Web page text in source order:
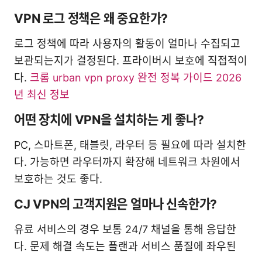
VPN 로그 정책은 왜 중요한가?
로그 정책에 따라 사용자의 활동이 얼마나 수집되고
보관되는지가 결정된다. 프라이버시 보호에 직접적이
다. 크롬 urban vpn proxy 완전 정복 가이드 2026
년 최신 정보
어떤 장치에 VPN을 설치하는 게 좋나?
PC, 스마트폰, 태블릿, 라우터 등 필요에 따라 설치한
다. 가능하면 라우터까지 확장해 네트워크 차원에서
보호하는 것도 좋다.
CJ VPN의 고객지원은 얼마나 신속한가?
유료 서비스의 경우 보통 24/7 채널을 통해 응답한
다. 문제 해결 속도는 플랜과 서비스 품질에 좌우된